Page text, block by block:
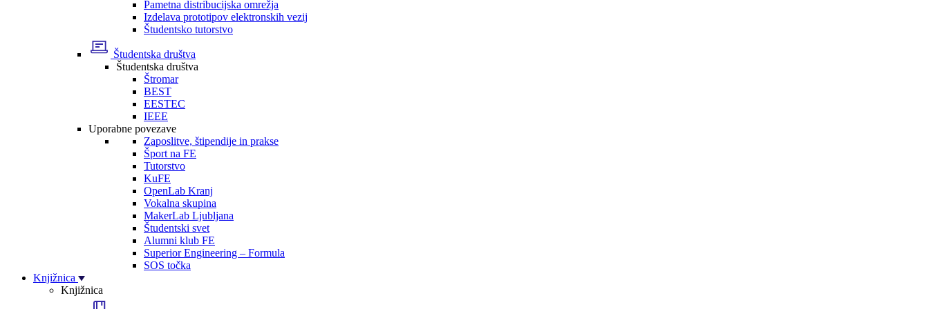
Pametna distribucijska omrežja
Izdelava prototipov elektronskih vezij
Študentsko tutorstvo
Študentska društva
Študentska društva
Štromar
BEST
EESTEC
IEEE
Uporabne povezave
Zaposlitve, štipendije in prakse
Šport na FE
Tutorstvo
KuFE
OpenLab Kranj
Vokalna skupina
MakerLab Ljubljana
Študentski svet
Alumni klub FE
Superior Engineering – Formula
SOS točka
Knjižnica
Knjižnica